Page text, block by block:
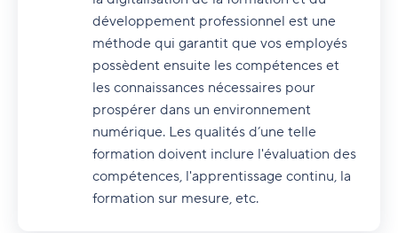
développement professionnel est une
méthode qui garantit que vos employés
possèdent ensuite les compétences et
les connaissances nécessaires pour
prospérer dans un environnement
numérique. Les qualités d’une telle
formation doivent inclure l'évaluation des
compétences, l'apprentissage continu, la
formation sur mesure, etc.